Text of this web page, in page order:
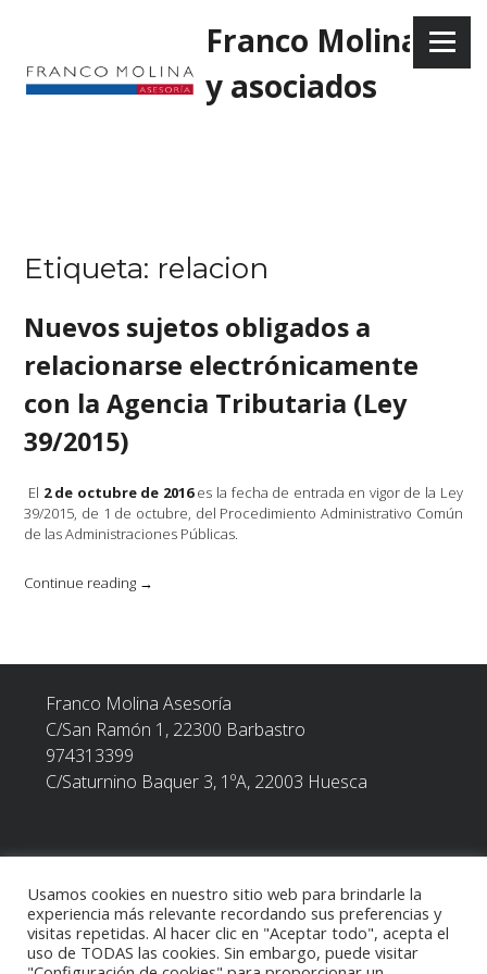
Franco Molina
y asociados
Menu
Etiqueta: relacion
Nuevos sujetos obligados a
relacionarse electrónicamente
con la Agencia Tributaria (Ley
39/2015)
El 2 de octubre de 2016es la fecha de entrada en vigor de la Ley
39/2015, de 1 de octubre, del Procedimiento Administrativo Común
de las Administraciones Públicas.
Continue reading «Nuevos
relacionarse
con
la
(Ley
→
Franco Molina Asesoría
C/San Ramón 1, 22300 Barbastro
974313399
C/Saturnino Baquer 3, 1ºA, 22003 Huesca
POLÍTICA DE PRIVACIDAD
TEXTO LEGAL
Usamos cookies en nuestro sitio web para brindarle la
experiencia más relevante recordando sus preferencias y
visitas repetidas. Al hacer clic en "Aceptar todo", acepta el
uso de TODAS las cookies. Sin embargo, puede visitar